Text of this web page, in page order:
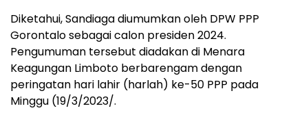
Diketahui, Sandiaga diumumkan oleh DPW PPP
Gorontalo sebagai calon presiden 2024.
Pengumuman tersebut diadakan di Menara
Keagungan Limboto berbarengam dengan
peringatan hari lahir (harlah) ke-50 PPP pada
Minggu (19/3/2023/.